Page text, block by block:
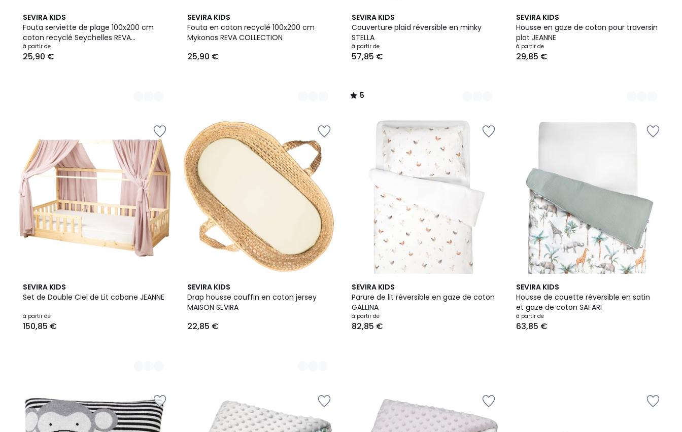
SEVIRA KIDS
Fouta serviette de plage 100x200 cm
coton recyclé Seychelles REVA
COLLECTION
à partir de
25,90 €
9
Couleurs
SEVIRA KIDS
Fouta en coton recyclé 100x200 cm
Mykonos REVA COLLECTION
25,90 €
6
Couleurs
SEVIRA KIDS
Couverture plaid réversible en minky
STELLA
à partir de
57,85 €
5
/
5
6
Couleurs
5
/
SEVIRA KIDS
Housse en gaze de coton pour traversin
plat JEANNE
à partir de
29,85 €
9
Couleurs
SEVIRA KIDS
Set de Double Ciel de Lit cabane JEANNE
à partir de
150,85 €
10
Couleurs
SEVIRA KIDS
Drap housse couffin en coton jersey
MAISON SEVIRA
22,85 €
6
Couleurs
SEVIRA KIDS
Parure de lit réversible en gaze de coton
GALLINA
à partir de
82,85 €
SEVIRA KIDS
Housse de couette réversible en satin
et gaze de coton SAFARI
à partir de
63,85 €